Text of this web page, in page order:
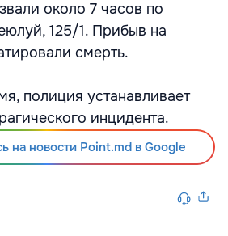
около 7 часов по
125/1. Прибыв на
смерть.
полиция устанавливает
инцидента.
на новости Point.md в Google